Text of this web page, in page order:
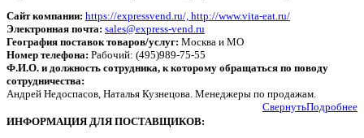
Сайт компании: https://expressvend.ru/, http://www.vita-eat.ru/
Электронная почта: sales@express-vend.ru
География поставок товаров/услуг: Москва и МО
Номер телефона: Рабочий: (495)989-75-55
Ф.И.О. и должность сотрудника, к которому обращаться по поводу
сотрудничества:
Андрей Недоспасов, Наталья Кузнецова. Менеджеры по продажам.
Подробнее
Свернуть
ИНФОРМАЦИЯ ДЛЯ ПОСТАВЩИКОВ: